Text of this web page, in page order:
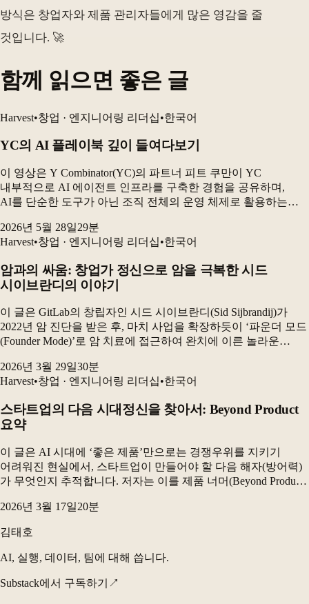
방식은 창업자와 제품 관리자들에게 많은 영감을 줄
것입니다. 🚀
함께 읽으면 좋은 글
Harvest•창업 · 엔지니어링 리더십•한국어
YC의 AI 플레이북 깊이 들여다보기
이 영상은 Y Combinator(YC)의 파트너 피트 쿠만이 YC
내부적으로 AI 에이전트 인프라를 구축한 경험을 공유하며,
AI를 단순한 도구가 아닌 조직 전체의 운영 체제로 활용하는
권한을 부여한 것이 얼마나 큰 변화를 가져왔...
2026년 5월 28일29분
Harvest•창업 · 엔지니어링 리더십•한국어
암과의 싸움: 창업가 정신으로 암을 극복한 시드
시이브란디의 이야기
이 글은 GitLab의 창립자인 시드 시이브란디(Sid Sijbrandij)가
2022년 암 진단을 받은 후, 마치 사업을 확장하듯이 ‘파운더 모드
(Founder Mode)’로 암 치료에 접근하여 완치에 이른 놀라운
개발, 그...
2026년 3월 29일30분
Harvest•창업 · 엔지니어링 리더십•한국어
스타트업의 다음 시대정신을 찾아서: Beyond Product
요약
이 글은 AI 시대에 ‘좋은 제품’만으로는 경쟁우위를 지키기
어려워진 현실에서, 스타트업이 만들어야 할 다음 해자(방어력)
가 무엇인지 추적합니다. 저자는 이를 제품 너머(Beyond Product)
시스템으로 축적하는 능력—의...
2026년 3월 17일20분
김태호
AI, 실행, 데이터, 팀에 대해 씁니다.
Substack에서 구독하기 ↗